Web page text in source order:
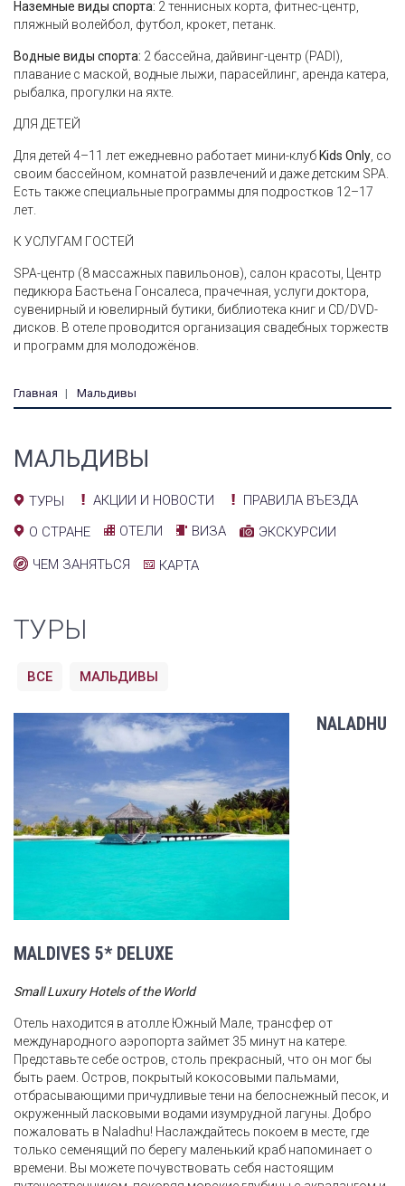
Наземные виды спорта: 2 теннисных корта, фитнес-центр,
пляжный волейбол, футбол, крокет, петанк.
Водные виды спорта: 2 бассейна, дайвинг-центр (PADI),
плавание с маской, водные лыжи, парасейлинг, аренда катера,
рыбалка, прогулки на яхте.
ДЛЯ ДЕТЕЙ
Для детей 4–11 лет ежедневно работает мини-клуб Kids Only, со
своим бассейном, комнатой развлечений и даже детским SPA.
Есть также специальные программы для подростков 12–17
лет.
К УСЛУГАМ ГОСТЕЙ
SPA-центр (8 массажных павильонов), салон красоты, Центр
педикюра Бастьена Гонсалеса, прачечная, услуги доктора,
сувенирный и ювелирный бутики, библиотека книг и CD/DVD-
дисков. В отеле проводится организация свадебных торжеств
и программ для молодожёнов.
Главная Мальдивы
МАЛЬДИВЫ
ТУРЫ АКЦИИ И НОВОСТИ
ПРАВИЛА ВЪЕЗДА
О СТРАНЕ
ОТЕЛИ ВИЗА
ЭКСКУРСИИ
ЧЕМ ЗАНЯТЬСЯ
КАРТА
ТУРЫ
ВСЕ МАЛЬДИВЫ
NALADHU
MALDIVES 5* DELUXE
Small Luxury Hotels of the World
Отель находится в атолле Южный Мале, трансфер от
международного аэропорта займет 35 минут на катере.
Представьте себе остров, столь прекрасный, что он мог бы
быть раем. Остров, покрытый кокосовыми пальмами,
отбрасывающими причудливые тени на белоснежный песок, и
окруженный ласковыми водами изумрудной лагуны. Добро
пожаловать в Naladhu! Наслаждайтесь покоем в месте, где
только семенящий по берегу маленький краб напоминает о
времени. Вы можете почувствовать себя настоящим